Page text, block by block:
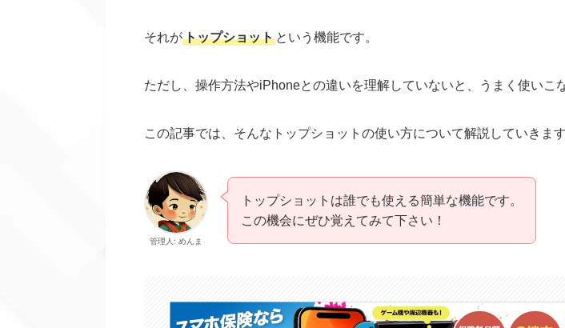
それがトップショット という機能です。
ただし、操作方法やiPhoneとの違いを理解していないと、うまく使いこ
この記事では、そんなトップショットの使い方について解説していきます
管理人: めんま
トップショットは誰でも使える簡単な機能です。
この機会にぜひ覚えてみて下さい！